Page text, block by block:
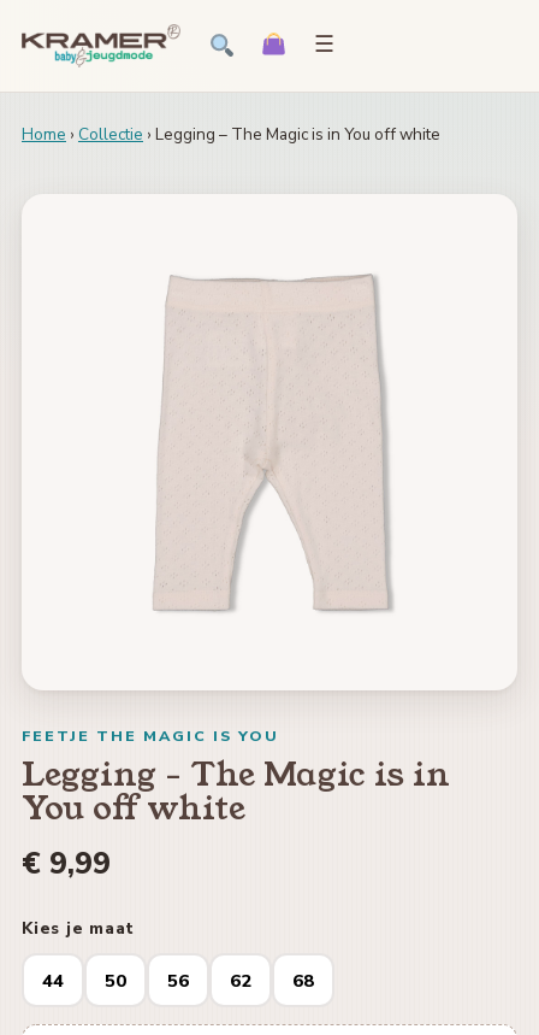
☰
Home › Collectie › Legging – The Magic is in You off white
FEETJE THE MAGIC IS YOU
Legging - The Magic is in
You off white
€ 9,99
Kies je maat
44 50 56 62 68